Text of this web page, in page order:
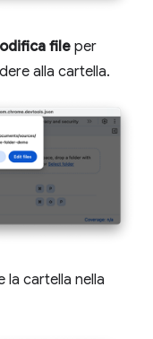
fileper
alla cartella.
la cartella nella